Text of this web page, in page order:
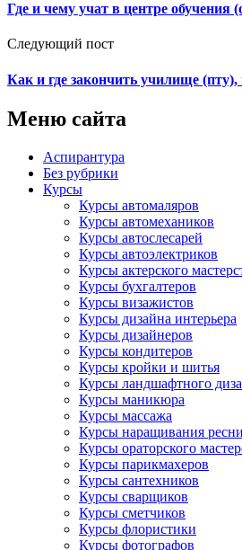
Где и чему учат в центре обучения
Следующий пост
Как и где закончить училище (пту),
Меню сайта
Аспирантура
Без рубрики
Курсы
Курсы автомаляров
Курсы автомехаников
Курсы автослесарей
Курсы автоэлектриков
Курсы актерского
Курсы бухгалтеров
Курсы визажистов
Курсы дизайна интерьера
Курсы дизайнеров
Курсы кондитеров
Курсы кройки и шитья
Курсы ландшафтного
Курсы маникюра
Курсы массажа
Курсы наращивания
Курсы ораторского
Курсы парикмахеров
Курсы сантехников
Курсы сварщиков
Курсы сметчиков
Курсы флористики
Курсы фотографов